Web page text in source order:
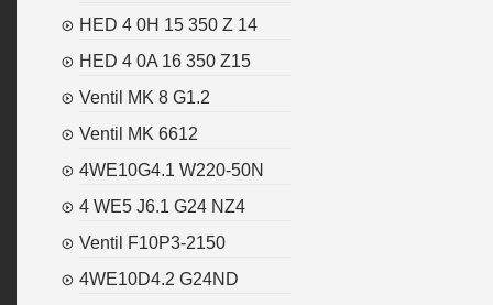
HED 4 0H 15 350 Z 14
HED 4 0A 16 350 Z15
Ventil MK 8 G1.2
Ventil MK 6612
4WE10G4.1 W220-50N
4 WE5 J6.1 G24 NZ4
Ventil F10P3-2150
4WE10D4.2 G24ND